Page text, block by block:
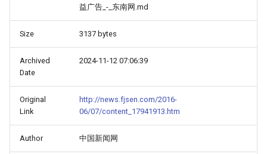
益广告_-_东南网.md
Size 3137 bytes
Archived
Date
2024-11-12 07:06:39
Original
Link
http://news.fjsen.com/2016-
06/07/content_17941913.htm
Author 中国新闻网